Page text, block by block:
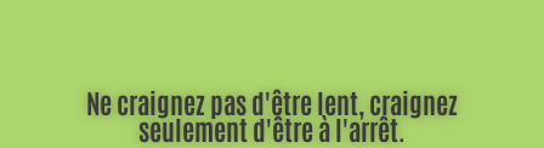
Ne craignez pas d'être lent, craignez
seulement d'être à l'arrêt.